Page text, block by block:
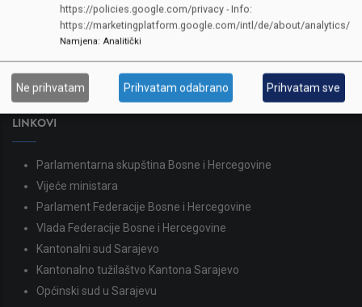
SKUPŠTINA
Adresa: Sarajevo, Reisa Džemaludina Čauševića 1
387 33 562-044
387 33 562-210
skupstina@skupstina.ks.gov.ba
LINKOVI
Parlamentarna skupština Bosne i Hercegovine
Vijeće ministara
Parlament Federacije Bosne i Hercegovine
Vlada Federacije Bosne i Hercegovine
Kantonalni sud Sarajevo
Kantonalno tužilaštvo Kantona Sarajevo
Općinski sud u Sarajevu
https://policies.google.com/privacy - Info:
https://marketingplatform.google.com/intl/de/about/analytics/
Namjena: Analitički
Ne prihvatam Prihvatam odabrano Prihvatam sve